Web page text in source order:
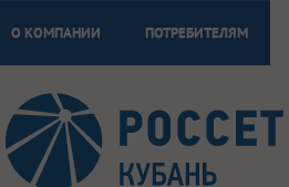
О КОМПАНИИ ПОТРЕБИТЕЛЯМ